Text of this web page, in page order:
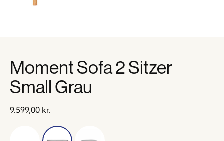
Moment Sofa 2 Sitzer
Small Grau
9.599,00 kr.